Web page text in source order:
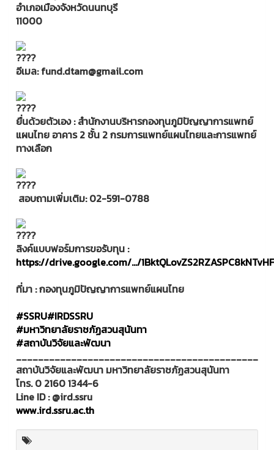
อำเภอเมืองจังหวัดนนทบุรี
11000
อีเมล: fund.dtam@gmail.com
ยื่นด้วยตัวเอง : สำนักงานบริหารกองทุนภูมิปัญญาการแพทย์
แผนไทย อาคาร 2 ชั้น 2 กรมการแพทย์แผนไทยและการแพทย์
ทางเลือก
สอบถามเพิ่มเติม: 02-591-0788
ลิงค์แบบฟอร์มการขอรับทุน :
https://drive.google.com/.../
ที่มา : กองทุนภูมิปัญญาการแพทย์แผนไทย
#SSRU#IRDSSRU
#มหาวิทยาลัยราชภัฏสวนสุนันทา
#สถาบันวิจัยและพัฒนา
____________________________________________
สถาบันวิจัยและพัฒนา มหาวิทยาลัยราชภัฏสวนสุนันทา
โทร. 0 2160 1344-6
Line ID : @ird.ssru
www.ird.ssru.ac.th